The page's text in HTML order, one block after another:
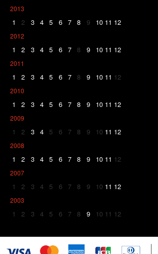
2013
1 2 3 4 5 6 7 8 9 10 11 12
2012
1 2 3 4 5 6 7 8 9 10 11 12
2011
1 2 3 4 5 6 7 8 9 10 11 12
2010
1 2 3 4 5 6 7 8 9 10 11 12
2009
1 2 3 4 5 6 7 8 9 10 11 12
2008
1 2 3 4 5 6 7 8 9 10 11 12
2007
1 2 3 4 5 6 7 8 9 10 11 12
2003
1 2 3 4 5 6 7 8 9 10 11 12